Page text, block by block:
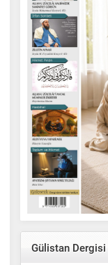
Gülistan